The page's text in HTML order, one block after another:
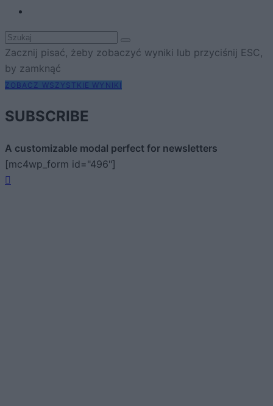
Zacznij pisać, żeby zobaczyć wyniki lub przyciśnij ESC,
by zamknąć
ZOBACZ WSZYSTKIE WYNIKI
SUBSCRIBE
A customizable modal perfect for newsletters
[mc4wp_form id="496"]